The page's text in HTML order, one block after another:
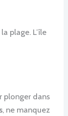
plage. L’île
plonger dans
, ne manquez